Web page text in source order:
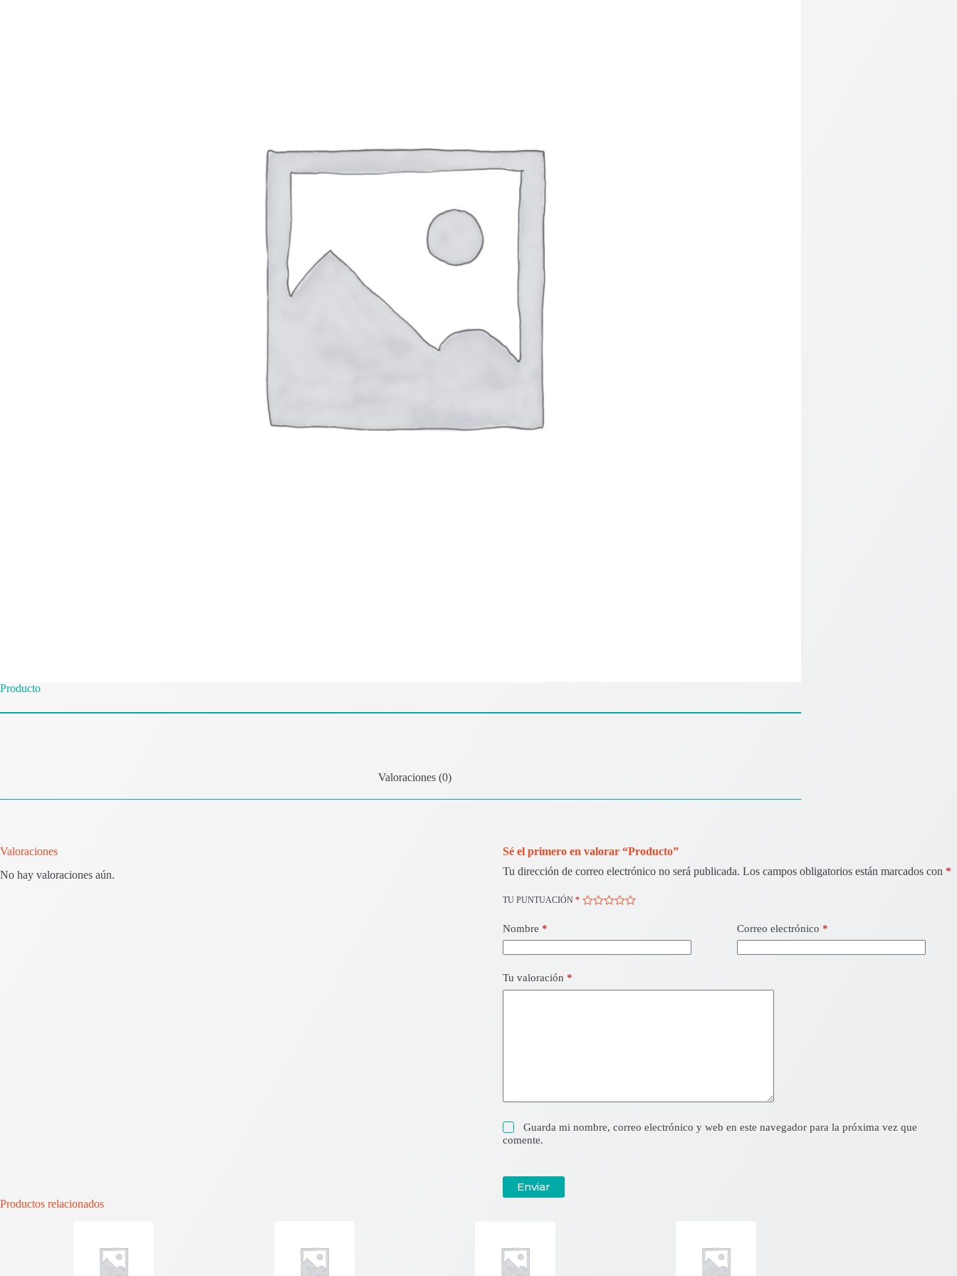
Producto
Valoraciones (0)
Valoraciones
No hay valoraciones aún.
Sé el primero en valorar “Producto”
Tu dirección de correo electrónico no será publicada. Los campos obligatorios están marcados con *
TU PUNTUACIÓN *
Nombre * Correo electrónico *
Tu valoración *
Guarda mi nombre, correo electrónico y web en este navegador para la próxima vez que
comente.
Enviar
Productos relacionados